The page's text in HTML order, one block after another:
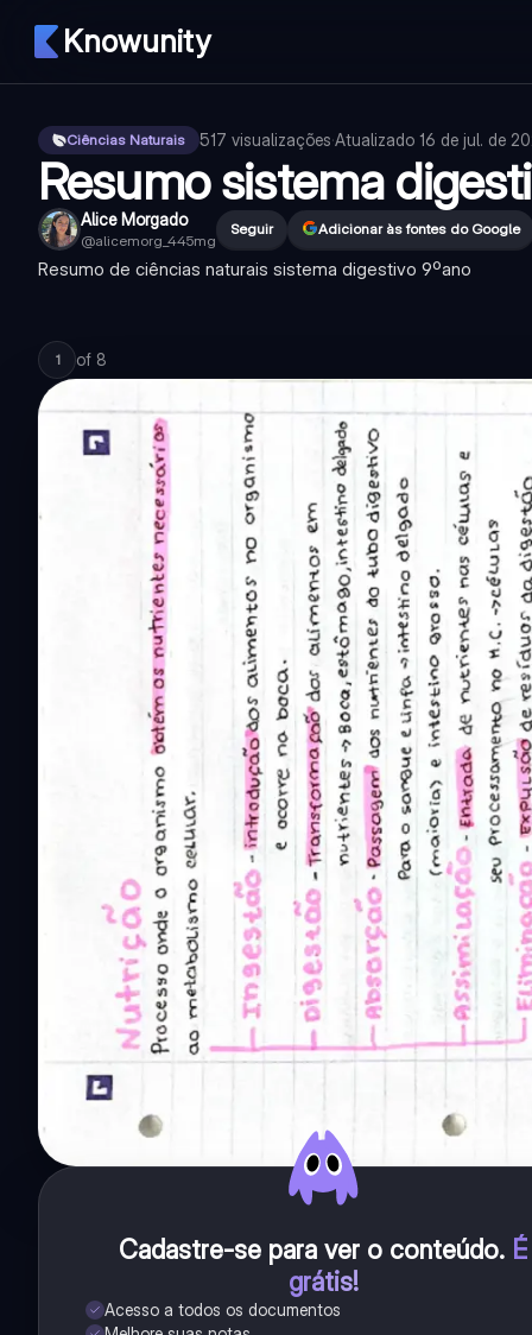
Knowunity
Ciências Naturais 517 visualizações·Atualizado 16 de jul. de
Resumo sistema
Alice Morgado
@alicemorg_445mg
Seguir Adicionar às fontes do Google
Resumo de ciências naturais sistema digestivo 9ºano
1 of 8
Cadastre-se para ver o conteúdo. É
grátis!
Acesso a todos os documentos